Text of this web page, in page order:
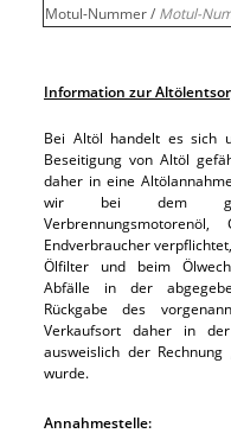
Motul-Nummer / Motul-
Information zur
Bei Altöl handelt es sich
Beseitigung von Altöl
daher in eine
wir bei dem
Endverbraucher
Ölfilter und beim
Abfälle in der
Rückgabe des
Verkaufsort daher in
ausweislich der
wurde.
Annahmestelle: